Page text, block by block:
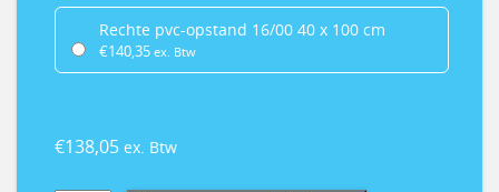
Rechte pvc-opstand 16/00 40 x 100 cm
€140,35 ex. Btw
€138,05 ex. Btw